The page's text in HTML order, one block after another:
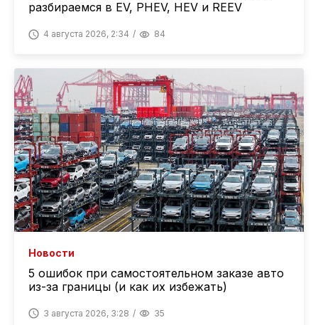
разбираемся в EV, PHEV, HEV и REEV
4 августа 2026, 2:34 84
Новости
5 ошибок при самостоятельном заказе авто
из-за границы (и как их избежать)
3 августа 2026, 3:28 35